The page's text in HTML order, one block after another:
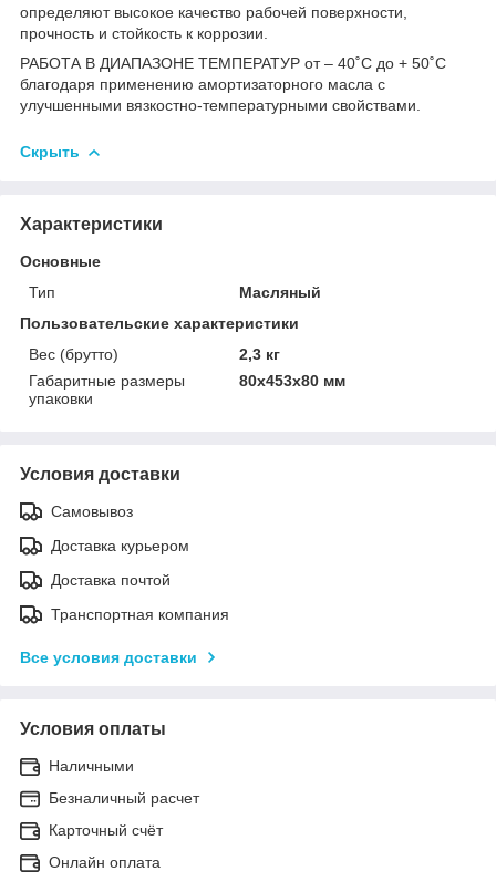
определяют высокое качество рабочей поверхности,
прочность и стойкость к коррозии.
РАБОТА В ДИАПАЗОНЕ ТЕМПЕРАТУР от – 40˚С до + 50˚С
благодаря применению амортизаторного масла с
улучшенными вязкостно-температурными свойствами.
Скрыть
Характеристики
Основные
Тип
Масляный
Пользовательские характеристики
Вес (брутто)
2,3 кг
Габаритные размеры
упаковки
80x453x80 мм
Условия доставки
Самовывоз
Доставка курьером
Доставка почтой
Транспортная компания
Все условия доставки
Условия оплаты
Наличными
Безналичный расчет
Карточный счёт
Онлайн оплата